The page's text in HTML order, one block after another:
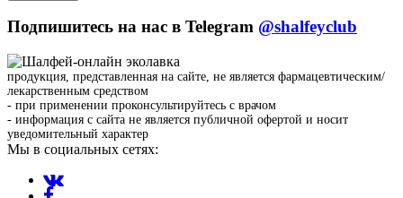
Подпишитесь на нас в Telegram @shalfeyclub
продукция, представленная на сайте, не является фармацевтическим/
лекарственным средством
- при применении проконсультируйтесь с врачом
- информация с сайта не является публичной офертой и носит
уведомительный характер
Мы в социальных сетях: